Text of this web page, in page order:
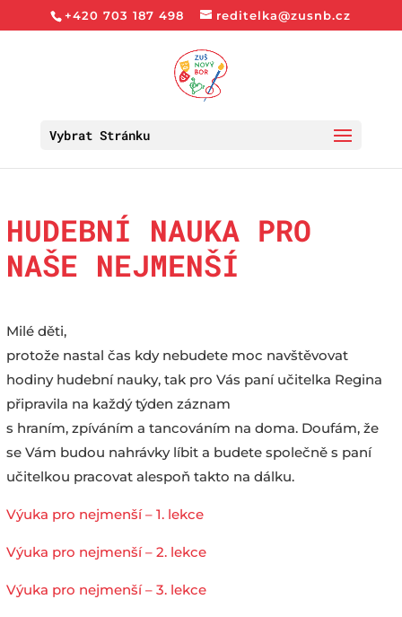
+420 703 187 498 reditelka@zusnb.cz
Vybrat Stránku
HUDEBNÍ NAUKA PRO
NAŠE NEJMENŠÍ
Milé děti,
protože nastal čas kdy nebudete moc navštěvovat
hodiny hudební nauky, tak pro Vás paní učitelka Regina
připravila na každý týden záznam
s hraním, zpíváním a tancováním na doma. Doufám, že
se Vám budou nahrávky líbit a budete společně s paní
učitelkou pracovat alespoň takto na dálku.
Výuka pro nejmenší – 1. lekce
Výuka pro nejmenší – 2. lekce
Výuka pro nejmenší – 3. lekce